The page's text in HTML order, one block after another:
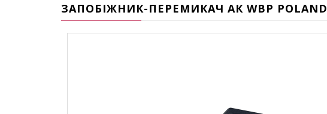
ЗАПОБІЖНИК-ПЕРЕМИКАЧ АК WBP POLAND